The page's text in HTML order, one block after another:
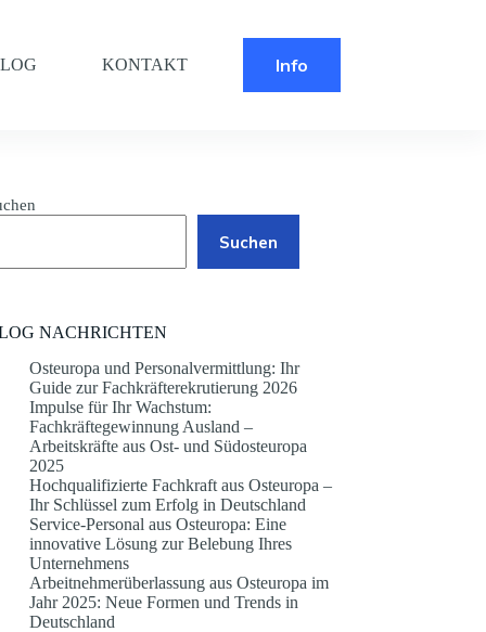
KONTAKT Info
Suchen
NACHRICHTEN
Osteuropa und Personalvermittlung: Ihr
Guide zur Fachkräfterekrutierung 2026
Impulse für Ihr Wachstum:
Fachkräftegewinnung Ausland –
Arbeitskräfte aus Ost- und Südosteuropa
2025
Hochqualifizierte Fachkraft aus Osteuropa –
Ihr Schlüssel zum Erfolg in Deutschland
Service-Personal aus Osteuropa: Eine
innovative Lösung zur Belebung Ihres
Unternehmens
Arbeitnehmerüberlassung aus Osteuropa im
Jahr 2025: Neue Formen und Trends in
Deutschland